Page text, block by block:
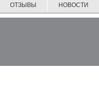
ОТЗЫВЫ НОВОСТИ